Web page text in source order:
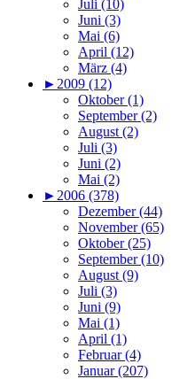
Juli (10)
Juni (3)
Mai (6)
April (12)
März (4)
► 2009 (12)
Oktober (1)
September (2)
August (2)
Juli (3)
Juni (2)
Mai (2)
► 2006 (378)
Dezember (44)
November (65)
Oktober (25)
September (10)
August (9)
Juli (3)
Juni (9)
Mai (1)
April (1)
Februar (4)
Januar (207)